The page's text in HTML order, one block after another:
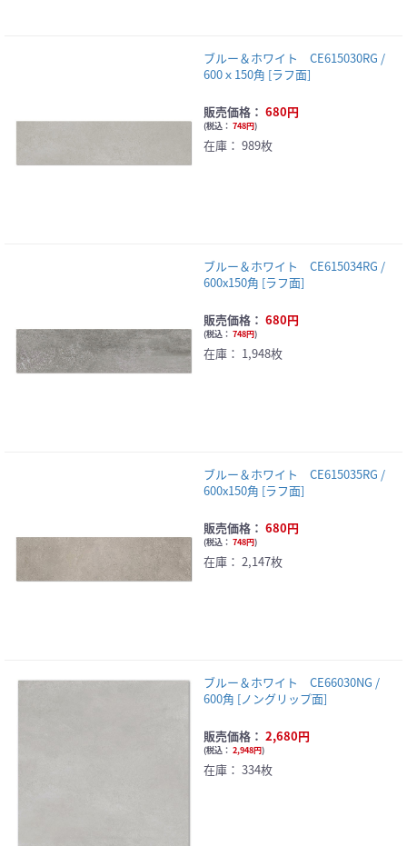
ブルー＆ホワイト CE615030RG /
600ｘ150角 [ラフ面]
販売価格： 680円
(税込： 748円)
在庫： 989枚
ブルー＆ホワイト CE615034RG /
600x150角 [ラフ面]
販売価格： 680円
(税込： 748円)
在庫： 1,948枚
ブルー＆ホワイト CE615035RG /
600x150角 [ラフ面]
販売価格： 680円
(税込： 748円)
在庫： 2,147枚
ブルー＆ホワイト CE66030NG /
600角 [ノングリップ面]
販売価格： 2,680円
(税込： 2,948円)
在庫： 334枚